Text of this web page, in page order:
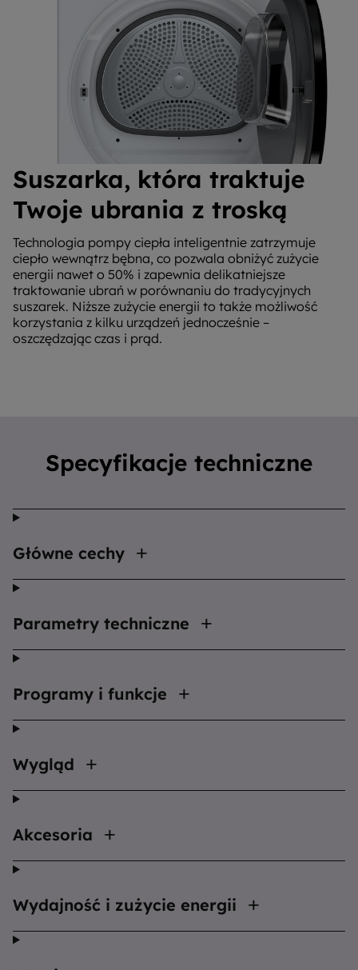
Suszarka, która traktuje
Twoje ubrania z troską
Technologia pompy ciepła inteligentnie zatrzymuje
ciepło wewnątrz bębna, co pozwala obniżyć zużycie
energii nawet o 50% i zapewnia delikatniejsze
traktowanie ubrań w porównaniu do tradycyjnych
suszarek. Niższe zużycie energii to także możliwość
korzystania z kilku urządzeń jednocześnie –
oszczędzając czas i prąd.
Specyfikacje techniczne
Główne cechy
Parametry techniczne
Programy i funkcje
Wygląd
Akcesoria
Wydajność i zużycie energii